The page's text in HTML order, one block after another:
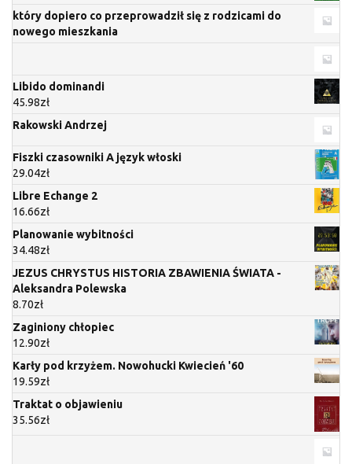
który dopiero co przeprowadził się z rodzicami do
nowego mieszkania
Libido dominandi
45.98zł
Rakowski Andrzej
Fiszki czasowniki A język włoski
29.04zł
Libre Echange 2
16.66zł
Planowanie wybitności
34.48zł
JEZUS CHRYSTUS HISTORIA ZBAWIENIA ŚWIATA -
Aleksandra Polewska
8.70zł
Zaginiony chłopiec
12.90zł
Karły pod krzyżem. Nowohucki Kwiecień '60
19.59zł
Traktat o objawieniu
35.56zł